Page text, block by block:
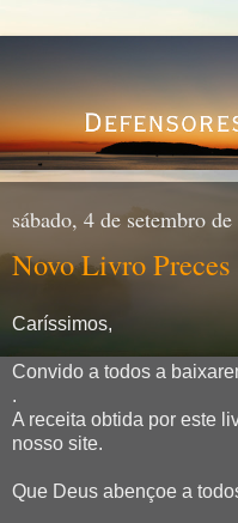
sábado, 4 de setembro
Novo Livro Preces
Caríssimos,
Convido a todos a
.
A receita obtida por este
nosso site.
Que Deus abençoe a